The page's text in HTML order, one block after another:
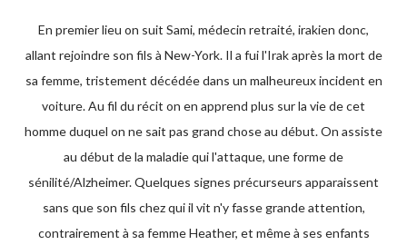
En premier lieu on suit Sami, médecin retraité, irakien donc,
allant rejoindre son fils à New-York. Il a fui l'Irak après la mort de
sa femme, tristement décédée dans un malheureux incident en
voiture. Au fil du récit on en apprend plus sur la vie de cet
homme duquel on ne sait pas grand chose au début. On assiste
au début de la maladie qui l'attaque, une forme de
sénilité/Alzheimer. Quelques signes précurseurs apparaissent
sans que son fils chez qui il vit n'y fasse grande attention,
contrairement à sa femme Heather, et même à ses enfants